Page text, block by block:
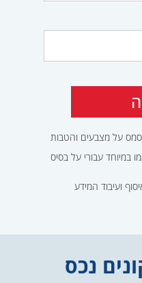
על מצבעים והטבות
במיוחד עבורי על בסיס
ועיבוד המידע
נכס